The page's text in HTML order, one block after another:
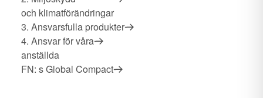
och klimatförändringar
3. Ansvarsfulla produkter
4. Ansvar för våra
anställda
FN: s Global Compact